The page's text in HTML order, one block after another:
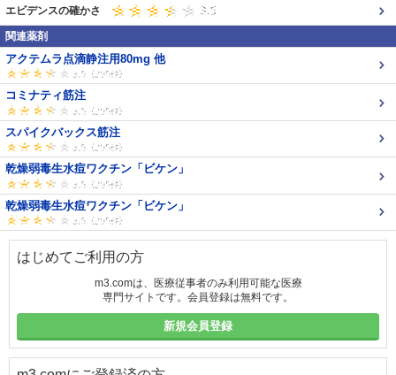
エビデンスの確かさ
関連薬剤
アクテムラ点滴静注用80mg 他
コミナティ筋注
スパイクバックス筋注
乾燥弱毒生水痘ワクチン「ビケン」
乾燥弱毒生水痘ワクチン「ビケン」
はじめてご利用の方
m3.comは、医療従事者のみ利用可能な医療
専門サイトです。会員登録は無料です。
新規会員登録